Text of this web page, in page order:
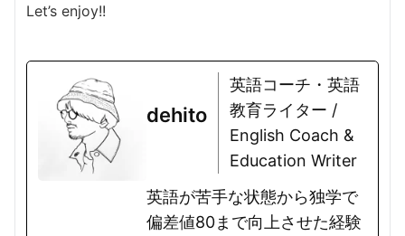
Let’s enjoy!!
dehito
英語コーチ・英語
教育ライター /
English Coach &
Education Writer
英語が苦手な状態から独学で
偏差値80まで向上させた経験